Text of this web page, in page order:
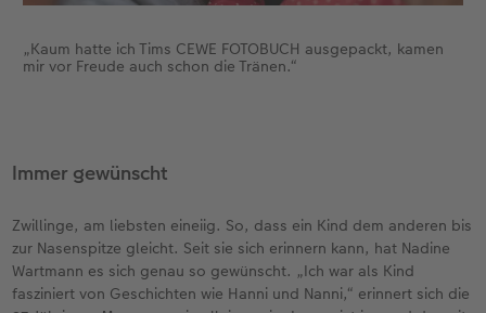
Extras
„Kaum hatte ich Tims CEWE FOTOBUCH ausgepackt, kamen
mir vor Freude auch schon die Tränen.“
Immer gewünscht
Zwillinge, am liebsten eineiig. So, dass ein Kind dem anderen bis
zur Nasenspitze gleicht. Seit sie sich erinnern kann, hat Nadine
Wartmann es sich genau so gewünscht. „Ich war als Kind
fasziniert von Geschichten wie Hanni und Nanni,“ erinnert sich die